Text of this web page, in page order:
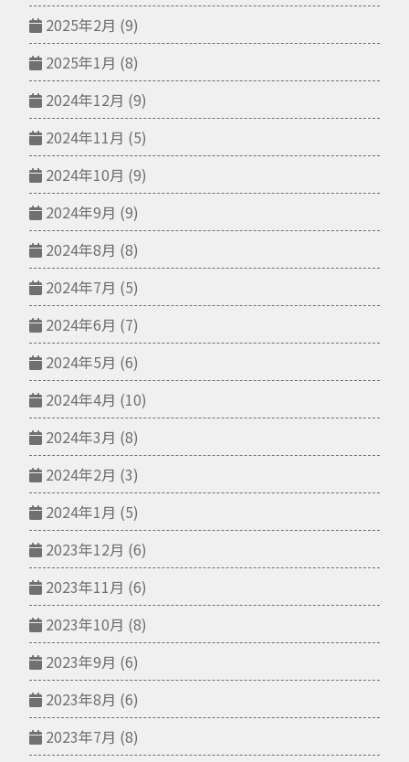
2025年2月 (9)
2025年1月 (8)
2024年12月 (9)
2024年11月 (5)
2024年10月 (9)
2024年9月 (9)
2024年8月 (8)
2024年7月 (5)
2024年6月 (7)
2024年5月 (6)
2024年4月 (10)
2024年3月 (8)
2024年2月 (3)
2024年1月 (5)
2023年12月 (6)
2023年11月 (6)
2023年10月 (8)
2023年9月 (6)
2023年8月 (6)
2023年7月 (8)